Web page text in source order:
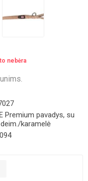
nebėra
Premium pavadys, su
karamelė